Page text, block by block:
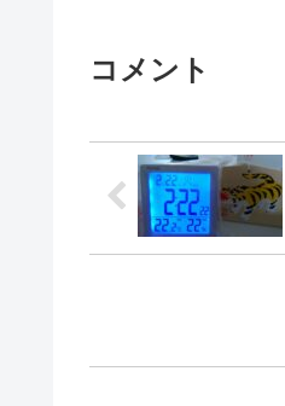
コメント